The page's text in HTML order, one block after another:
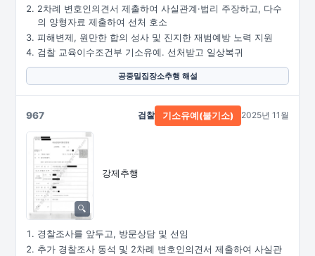
2차례 변호인의견서 제출하여 사실관계·법리 주장하고, 다수
의 양형자료 제출하여 선처 호소
피해변제, 원만한 합의 성사 및 진지한 재범예방 노력 지원
검찰 교육이수조건부 기소유예. 선처받고 일상복귀
공중밀집장소추행 해설
967
강제추행
검찰 기소유예(불기소) 2025년 11월
경찰조사를 앞두고, 방문상담 및 선임
추가 경찰조사 동석 및 2차례 변호인의견서 제출하여 사실관